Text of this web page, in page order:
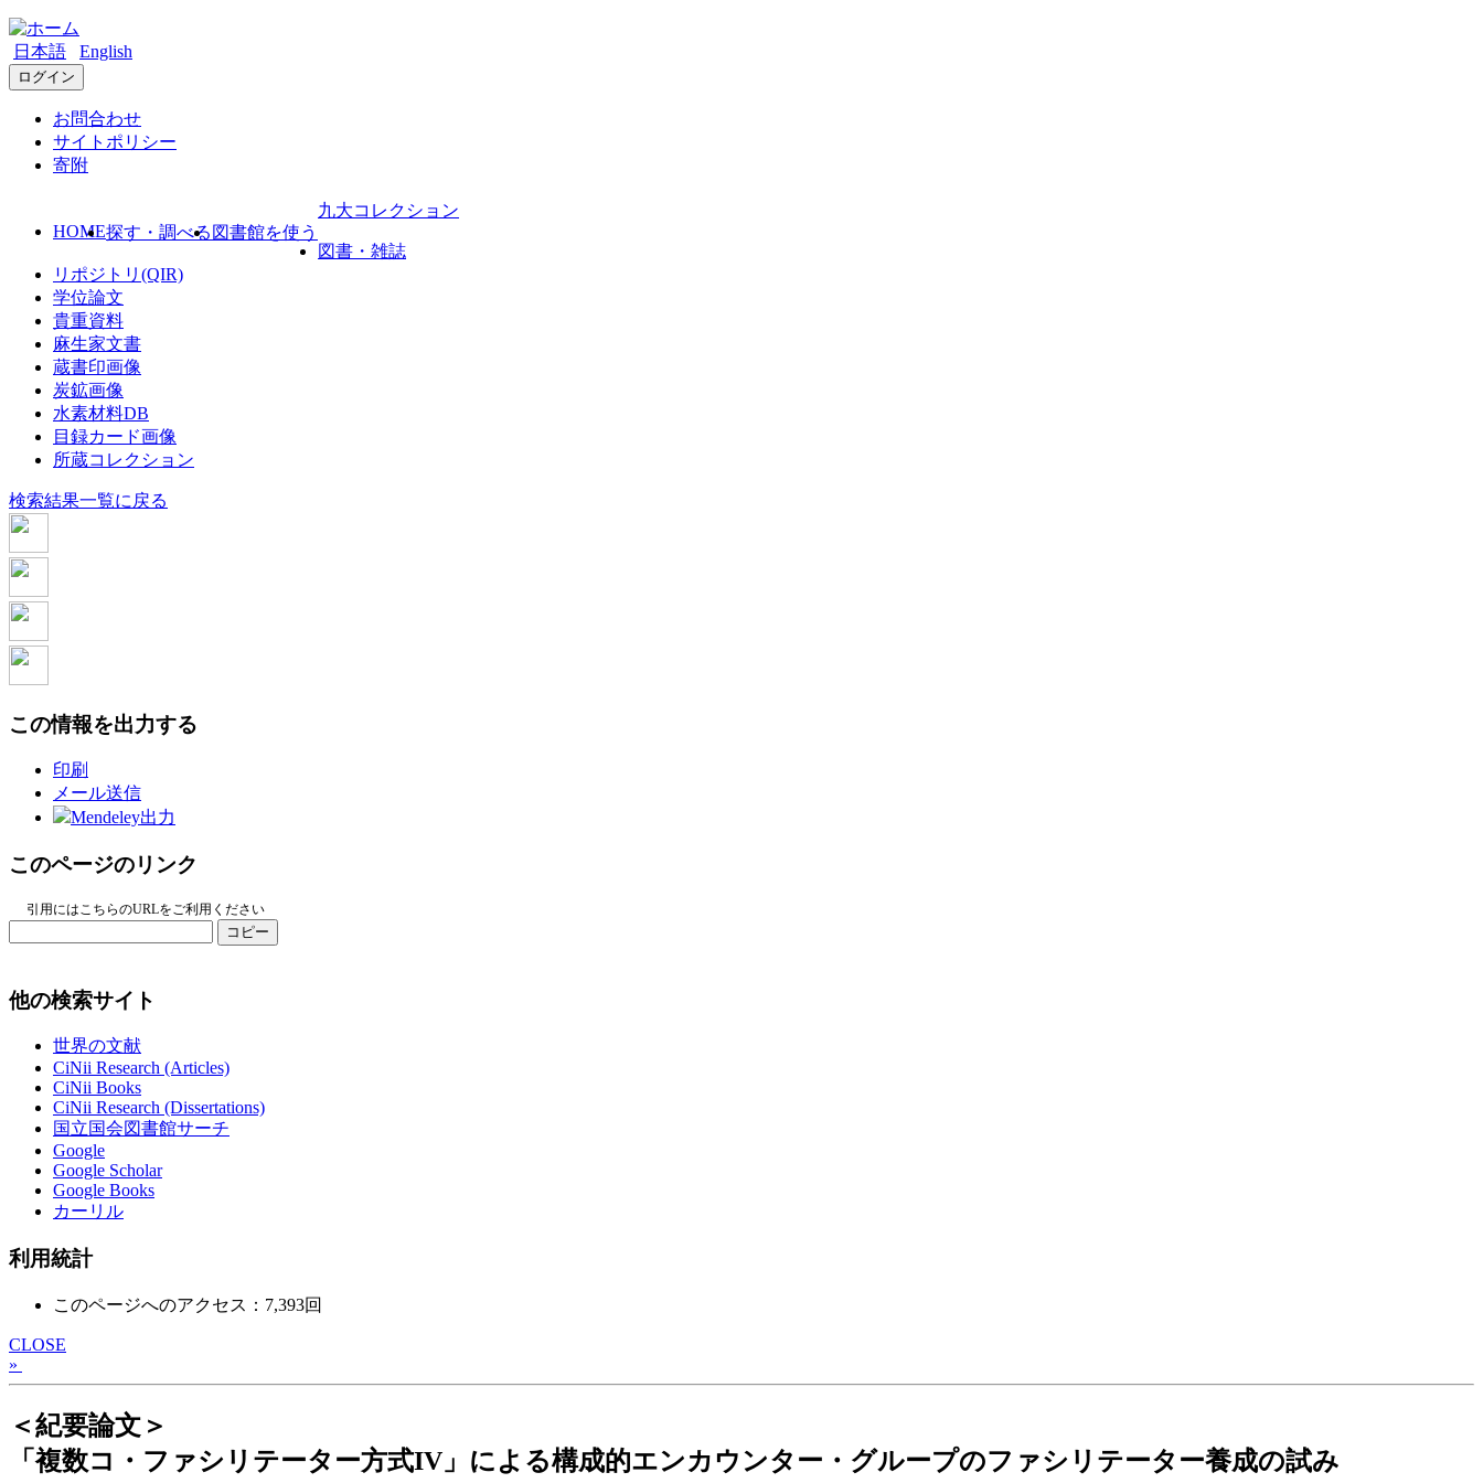
日本語 English
ログイン
お問合わせ
サイトポリシー
寄附
HOME探す・調べる 図書館を使う
九大コレクション
図書・雑誌
リポジトリ(QIR)
学位論文
貴重資料
麻生家文書
蔵書印画像
炭鉱画像
水素材料DB
目録カード画像
所蔵コレクション
検索結果一覧に戻る
この情報を出力する
印刷
メール送信
Mendeley出力
このページのリンク
引用にはこちらのURLをご利用ください
コピー
他の検索サイト
世界の文献
CiNii Research (Articles)
CiNii Books
CiNii Research (Dissertations)
国立国会図書館サーチ
Google
Google Scholar
Google Books
カーリル
利用統計
このページへのアクセス：7,393回
CLOSE
»
＜紀要論文＞
「複数コ・ファシリテーター方式IV」による構成的エンカウンター・グループのファシリテーター養成の試み